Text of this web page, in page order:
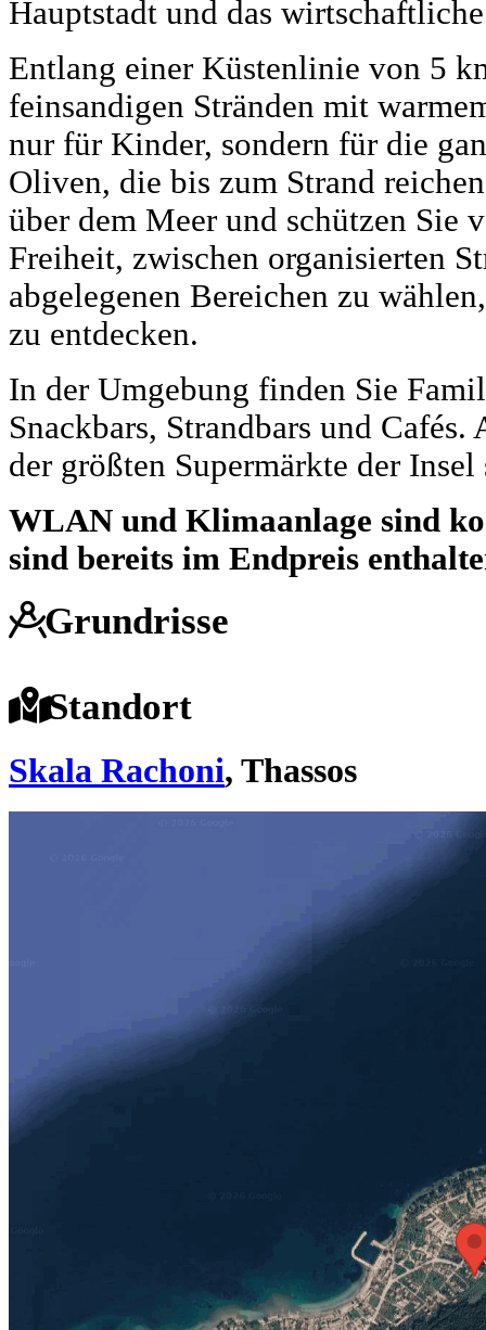
Hauptstadt und das
Entlang einer Küstenlinie von 5
feinsandigen Stränden mit
nur für Kinder, sondern für die
Oliven, die bis zum Strand
über dem Meer und schützen Sie
Freiheit, zwischen organisierten
abgelegenen Bereichen zu
zu entdecken.
In der Umgebung finden Sie
Snackbars, Strandbars und
der größten Supermärkte der
WLAN und Klimaanlage sind
sind bereits im Endpreis
Grundrisse
Standort
Skala Rachoni, Thassos